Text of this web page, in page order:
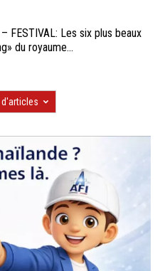
FESTIVAL: Les six plus beaux
du royaume...